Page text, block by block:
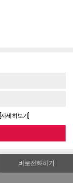
[자세히보기]
바로전화하기